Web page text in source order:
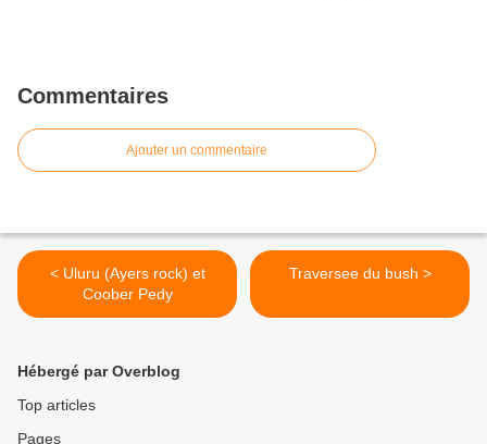
Commentaires
Ajouter un commentaire
< Uluru (Ayers rock) et
Coober Pedy
Traversee du bush >
Hébergé par Overblog
Top articles
Pages